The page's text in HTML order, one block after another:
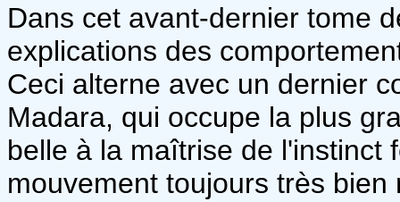
Dans cet avant-dernier tome
explications des
Ceci alterne avec un dernier
Madara, qui occupe la plus
belle à la maîtrise de l'instinct
mouvement toujours très